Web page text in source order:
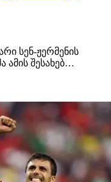
სენ-ჟერმენის
შესახებ
კონტრაქტი 2031
კი €50 მილიონიანი
აკადე…